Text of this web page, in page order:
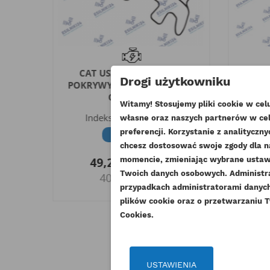
CAT USZCZELKA DOLNA
POKRYWY ZAWORÓW 3013C
ORYGINAŁ
Indeks
235-7012-ORG
Dostępny
49,20 złBrutto
40,00 złNetto
Drogi użytkowniku
Witamy! Stosujemy pliki cookie w
własne oraz naszych partnerów w
preferencji. Korzystanie z
chcesz dostosować swoje zgody dla
momencie, zmieniając wybrane
Twoich danych osobowych.
przypadkach administratorami
plików cookie oraz o przetwarzaniu
Cookies.
USTAWIENIA